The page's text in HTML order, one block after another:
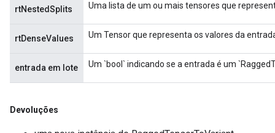
rtNestedSplits Uma lista de um ou mais tensores que
rtDenseValues Um Tensor que representa os valores da
entrada em lote Um `bool` indicando se a entrada é um
Devoluções